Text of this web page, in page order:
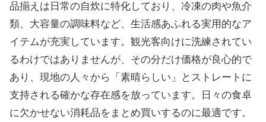
品揃えは日常の自炊に特化しており、冷凍の肉や魚介
類、大容量の調味料など、生活感あふれる実用的なア
イテムが充実しています。観光客向けに洗練されてい
るわけではありませんが、その分だけ価格が良心的で
あり、現地の人々から「素晴らしい」とストレートに
支持される確かな存在感を放っています。日々の食卓
に欠かせない消耗品をまとめ買いするのに最適です。